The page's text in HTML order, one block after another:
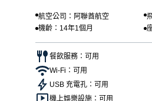
航空公司：阿聯酋航空
機齡：14年1個月
餐飲服務：可用
Wi-Fi：可用
USB 充電孔：可用
機上娛樂設施：可用